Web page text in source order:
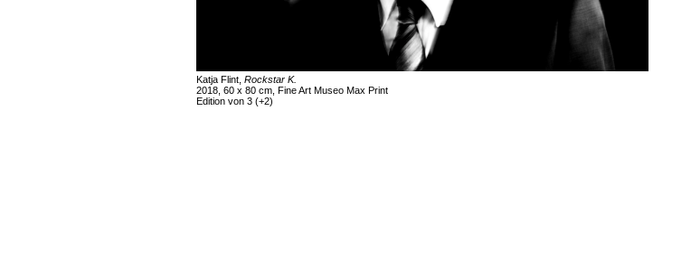
Katja Flint, Rockstar K.
2018, 60 x 80 cm, Fine Art Museo Max Print
Edition von 3 (+2)